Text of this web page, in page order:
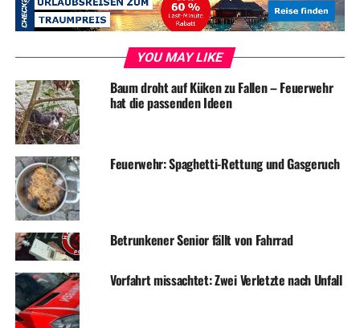
UP NEXT
Cafe „Friedrich am See“ eröffnet im Mai
Frühlingsgrüße aus dem Wertstoffland
YOU MAY LIKE
Baum droht auf Küken zu Fallen – Feuerwehr
hat die passenden Ideen
Feuerwehr: Spaghetti-Rettung und Gasgeruch
Betrunkener Senior fällt von Fahrrad
Vorfahrt missachtet: Zwei Verletzte nach Unfall